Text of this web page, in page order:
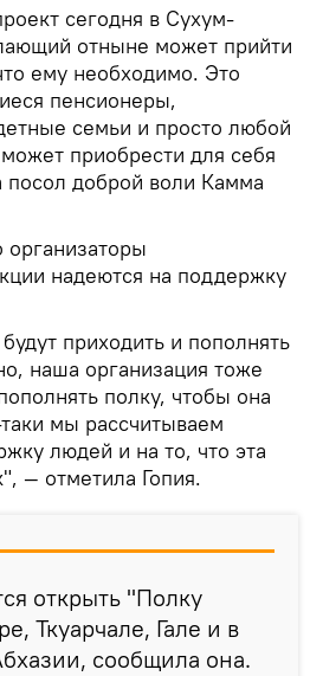
сегодня в Сухум-
отныне может прийти
ему необходимо. Это
пенсионеры,
семьи и просто любой
приобрести для себя
посол доброй воли Камма
организаторы
надеются на поддержку
приходить и пополнять
наша организация тоже
полку, чтобы она
мы рассчитываем
людей и на то, что эта
— отметила Гопия.
открыть "Полку
Ткуарчале, Гале и в
сообщила она.